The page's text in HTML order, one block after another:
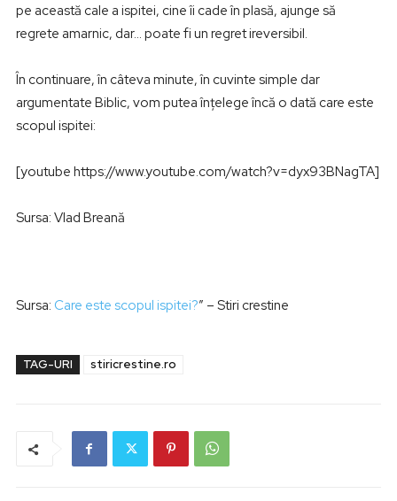
pe această cale a ispitei, cine îi cade în plasă, ajunge să
regrete amarnic, dar… poate fi un regret ireversibil.
În continuare, în câteva minute, în cuvinte simple dar
argumentate Biblic, vom putea înțelege încă o dată care este
scopul ispitei:
[youtube https://www.youtube.com/watch?v=dyx93BNagTA]
Sursa: Vlad Breană
Sursa: Care este scopul ispitei?” – Stiri crestine
TAG-URI stiricrestine.ro